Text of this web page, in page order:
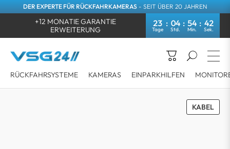
DER EXPERTE FÜR RÜCKFAHRKAMERAS - SEIT ÜBER 20 JAHREN
+12 MONATIE GARANTIE
ERWEITERUNG
23 04 54 42
RÜCKFAHRSYSTEME KAMERAS EINPARKHILFEN
KABEL